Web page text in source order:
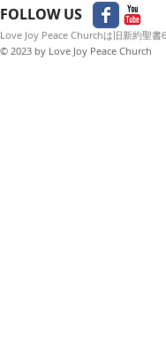
FOLLOW US
Love Joy Peace Churchは旧新約聖
© 2023 by Love Joy Peace Church